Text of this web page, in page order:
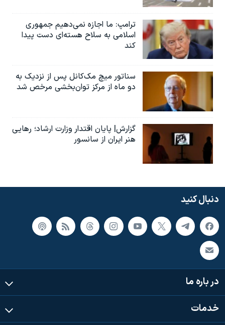
ترامپ: ما اجازه نمی‌دهیم جمهوری
اسلامی به سلاح هسته‌ای دست پیدا
کند
سناتور میچ مک‌کانل پس از نزدیک به
دو ماه از مرکز توان‌بخشی مرخص شد
گزارش| پایان اقتدار وزارت ارشاد؛ رهایی
هنر ایران از سانسور
دنبال کنید
در باره ما
خدمات